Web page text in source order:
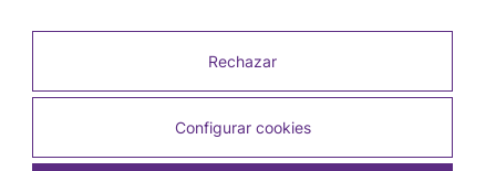
Rechazar
Configurar cookies